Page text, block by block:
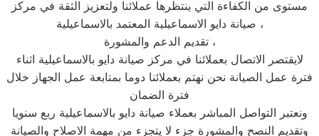
مستوى من الكفاءة التي ينتظرها عملائنا ولتعزيز الثقة في مركز
صيانة دايو الاسماعيلية المعتمد بالاسماعيلية ،
تقديم الدعم والمشورة ،
لايقتصر الاتصال بعملائنا في مركز صيانة دايو بالاسماعيلية اثناء
فترة عمل الصيانة نحن نهتم بعملائنا دوما بمتابعة عمل الجهاز خلال
فترة الضمان
ونعتبر التواصل المباشر بعملاء صيانة دايو بالاسماعيلية ربع سنويا
وتقديم النصح والمشورة جزء لا يتجزء من مهمة الاصلاح والصيانة